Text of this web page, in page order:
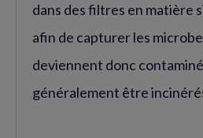
dans des filtres en matière
afin de capturer les
deviennent donc
généralement être